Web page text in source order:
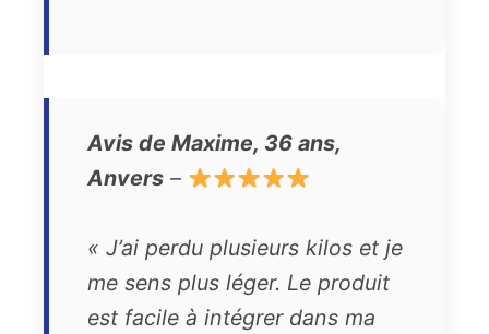
Avis de Maxime, 36 ans,
Anvers –
« J’ai perdu plusieurs kilos et je
me sens plus léger. Le produit
est facile à intégrer dans ma